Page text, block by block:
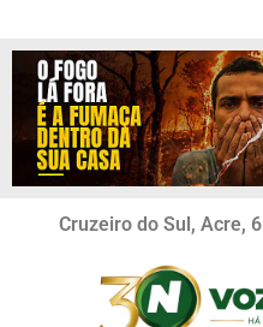
Cruzeiro do Sul, Acre,